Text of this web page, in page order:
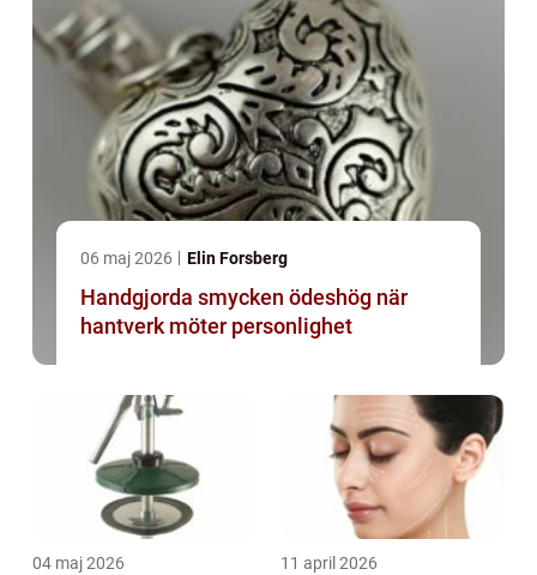
06 maj 2026 Elin Forsberg
Handgjorda smycken ödeshög när
hantverk möter personlighet
04 maj 2026 11 april 2026